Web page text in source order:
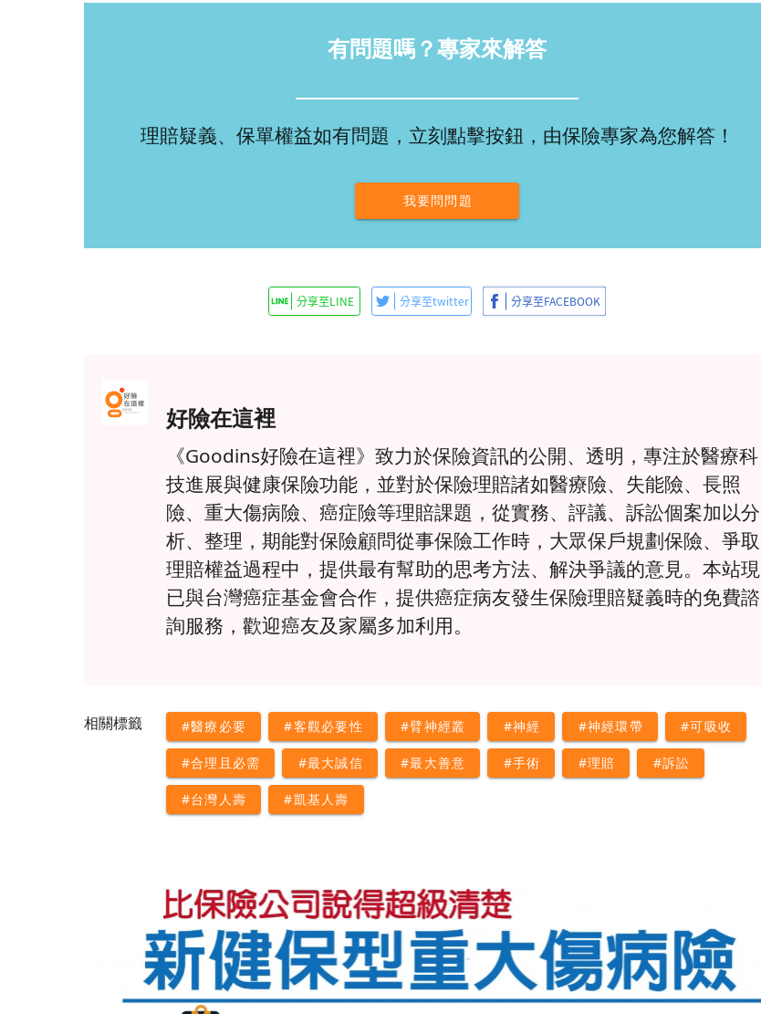
有問題嗎？專家來解答
理賠疑義、保單權益如有問題，立刻點擊按鈕，由保險專家為您解答！
我要問問題
好險在這裡
《Goodins好險在這裡》致力於保險資訊的公開、透明，專注於醫療科
技進展與健康保險功能，並對於保險理賠諸如醫療險、失能險、長照
險、重大傷病險、癌症險等理賠課題，從實務、評議、訴訟個案加以分
析、整理，期能對保險顧問從事保險工作時，大眾保戶規劃保險、爭取
理賠權益過程中，提供最有幫助的思考方法、解決爭議的意見。本站現
已與台灣癌症基金會合作，提供癌症病友發生保險理賠疑義時的免費諮
詢服務，歡迎癌友及家屬多加利用。
相關標籤 #醫療必要 #客觀必要性 #臂神經叢 #神經 #神經環帶 #可吸收
#合理且必需 #最大誠信 #最大善意 #手術 #理賠 #訴訟
#台灣人壽 #凱基人壽